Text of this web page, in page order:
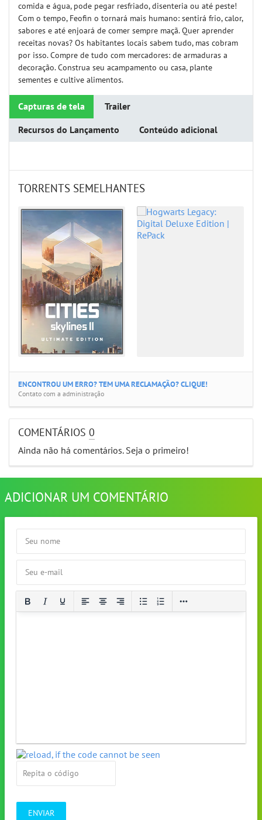
comida e água, pode pegar resfriado, disenteria ou até peste!
Com o tempo, Feofin o tornará mais humano: sentirá frio, calor,
sabores e até enjoará de comer sempre maçã. Quer aprender
receitas novas? Os habitantes locais sabem tudo, mas cobram
por isso. Compre de tudo com mercadores: de armaduras a
decoração. Construa seu acampamento ou casa, plante
sementes e cultive alimentos.
Capturas de tela Trailer
Recursos do Lançamento Conteúdo adicional
TORRENTS SEMELHANTES
ENCONTROU UM ERRO? TEM UMA RECLAMAÇÃO? CLIQUE!
Contato com a administração
COMENTÁRIOS 0
Ainda não há comentários. Seja o primeiro!
ADICIONAR UM COMENTÁRIO
ENVIAR